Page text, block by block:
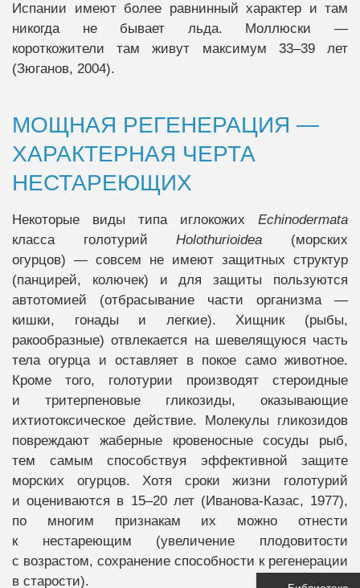
Испании имеют более равнинный характер и там
никогда не бывает льда. Моллюски —
короткожители там живут максимум 33–39 лет
(Зюганов, 2004).
МОЩНАЯ РЕГЕНЕРАЦИЯ —
ХАРАКТЕРНАЯ ЧЕРТА
НЕСТАРЕЮЩИХ
Некоторые виды типа иглокожих Echinodermata
класса голотурийHolothurioidea (морских
огурцов) — совсем не имеют защитных структур
(панцирей, колючек) и для защиты пользуются
автотомией (отбрасывание части организма —
кишки, гонады и легкие). Хищник (рыбы,
ракообразные) отвлекается на шевелящуюся часть
тела огурца и оставляет в покое само животное.
Кроме того, голотурии производят стероидные
и тритерпеновые гликозиды, оказывающие
ихтиотоксическое действие. Молекулы гликозидов
повреждают жаберные кровеносные сосуды рыб,
тем самым способствуя эффективной защите
морских огурцов. Хотя сроки жизни голотурий
и оцениваются в 15–20 лет (Иванова-Казас, 1977),
по многим признакам их можно отнести
к нестареющим (увеличение плодовитости
с возрастом, сохранение способности к регенерации
в старости).